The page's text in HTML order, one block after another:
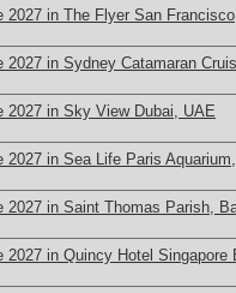
2027 in The Flyer San
2027 in Sydney Catamaran
2027 in Sky View Dubai, UAE
2027 in Sea Life Paris
2027 in Saint Thomas Parish,
2027 in Quincy Hotel